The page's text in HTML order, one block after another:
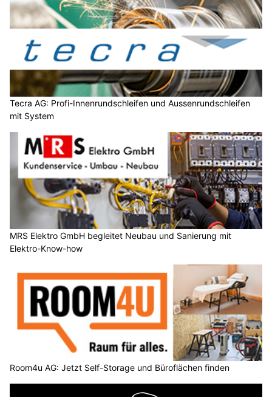
Tecra AG: Profi-Innenrundschleifen und Aussenrundschleifen
mit System
MRS Elektro GmbH begleitet Neubau und Sanierung mit
Elektro-Know-how
Room4u AG: Jetzt Self-Storage und Büroflächen finden